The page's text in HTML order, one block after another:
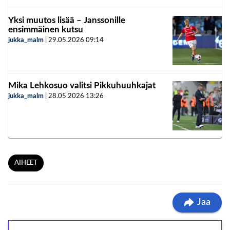
Yksi muutos lisää – Janssonille
ensimmäinen kutsu
jukka_malm 29.05.2026 09:14
Mika Lehkosuo valitsi Pikkuhuuhkajat
jukka_malm 28.05.2026 13:26
AIHEET
Jaa